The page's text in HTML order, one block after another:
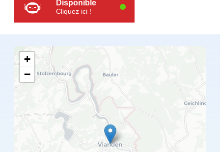
Disponible
Cliquez ici !
+
−